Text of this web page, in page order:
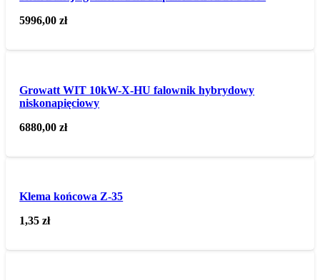
5996,00zł
Growatt WIT 10kW-X-HU falownik hybrydowy
niskonapięciowy
6880,00zł
Klema końcowa Z-35
1,35zł